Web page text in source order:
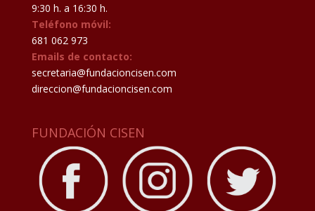
9:30 h. a 16:30 h.
Teléfono móvil:
681 062 973
Emails de contacto:
secretaria@fundacioncisen.com
direccion@fundacioncisen.com
FUNDACIÓN CISEN